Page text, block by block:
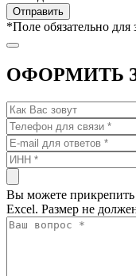
*Поле обязательно для
ОФОРМИТЬ
Вы можете
Excel. Размер не